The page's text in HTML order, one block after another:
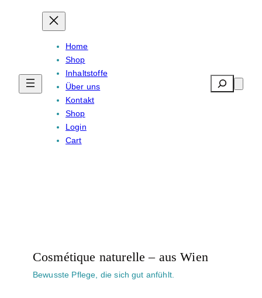
Home
Shop
Inhaltstoffe
Über uns
Kontakt
Shop
Login
Cart
Search
Cosmétique naturelle – aus Wien
Bewusste Pflege, die sich gut anfühlt.